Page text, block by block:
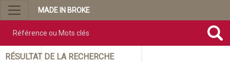
MADE IN BROKE
RÉSULTAT DE LA RECHERCHE